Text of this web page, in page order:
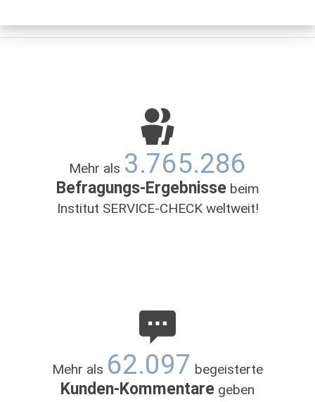
Samstag
09:30 - 17:00
Mehr als 3.765.286
Befragungs-Ergebnissebeim
Institut SERVICE-CHECK weltweit!
Mehr als 62.097 begeisterte
Kunden-Kommentare geben